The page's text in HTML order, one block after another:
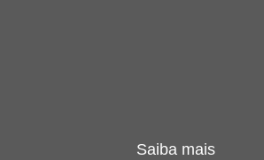
Saiba mais